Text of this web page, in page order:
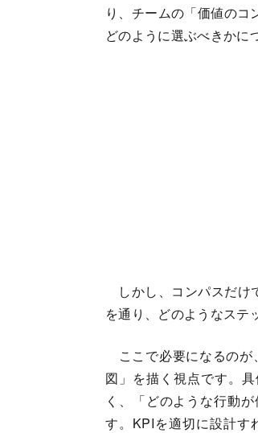
り、チームの「価値のコ
どのように選ぶべきかに
しかし、コンパスだけ
を通り、どのようなステ
ここで必要になるのが
図」を描く視点です。
く、「どのような行動
す。KPIを適切に設計す